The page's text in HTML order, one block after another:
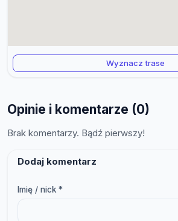
Wyznacz trase
Opinie i komentarze (0)
Brak komentarzy. Bądź pierwszy!
Dodaj komentarz
Imię / nick *